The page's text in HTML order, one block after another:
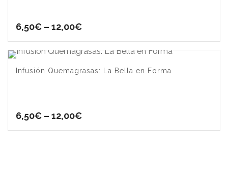
6,50€ – 12,00€
Infusión Quemagrasas: La Bella en Forma
6,50€ – 12,00€